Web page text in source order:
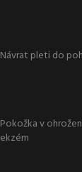
Návrat pleti do
Pokožka v
ekzém